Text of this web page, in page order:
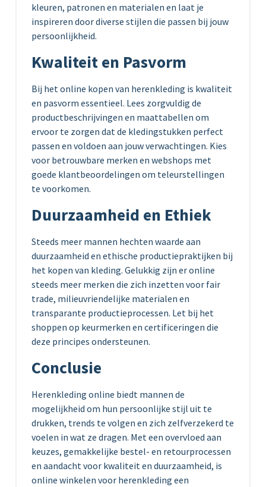
kleuren, patronen en materialen en laat je
inspireren door diverse stijlen die passen bij jouw
persoonlijkheid.
Kwaliteit en Pasvorm
Bij het online kopen van herenkleding is kwaliteit
en pasvorm essentieel. Lees zorgvuldig de
productbeschrijvingen en maattabellen om
ervoor te zorgen dat de kledingstukken perfect
passen en voldoen aan jouw verwachtingen. Kies
voor betrouwbare merken en webshops met
goede klantbeoordelingen om teleurstellingen
te voorkomen.
Duurzaamheid en Ethiek
Steeds meer mannen hechten waarde aan
duurzaamheid en ethische productiepraktijken bij
het kopen van kleding. Gelukkig zijn er online
steeds meer merken die zich inzetten voor fair
trade, milieuvriendelijke materialen en
transparante productieprocessen. Let bij het
shoppen op keurmerken en certificeringen die
deze principes ondersteunen.
Conclusie
Herenkleding online biedt mannen de
mogelijkheid om hun persoonlijke stijl uit te
drukken, trends te volgen en zich zelfverzekerd te
voelen in wat ze dragen. Met een overvloed aan
keuzes, gemakkelijke bestel- en retourprocessen
en aandacht voor kwaliteit en duurzaamheid, is
online winkelen voor herenkleding een